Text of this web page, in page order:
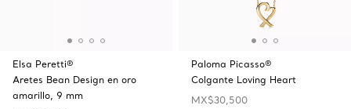
Elsa Peretti®
Aretes Bean Design en oro
amarillo, 9 mm
Paloma Picasso®
Colgante Loving Heart
MX$30,500